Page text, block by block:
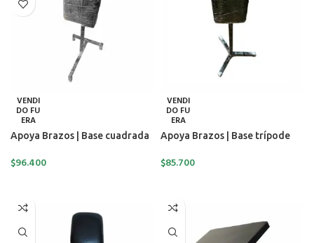
VENDI
DO FU
ERA
Apoya Brazos | Base cuadrada
$96.400
VENDI
DO FU
ERA
Apoya Brazos | Base trípode
$85.700